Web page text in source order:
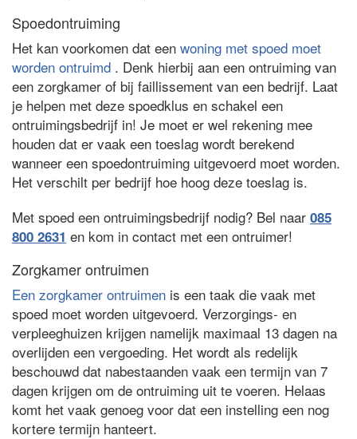
Spoedontruiming
Het kan voorkomen dat een woning met spoed moet
worden ontruimd . Denk hierbij aan een ontruiming van
een zorgkamer of bij faillissement van een bedrijf. Laat
je helpen met deze spoedklus en schakel een
ontruimingsbedrijf in! Je moet er wel rekening mee
houden dat er vaak een toeslag wordt berekend
wanneer een spoedontruiming uitgevoerd moet worden.
Het verschilt per bedrijf hoe hoog deze toeslag is.
Met spoed een ontruimingsbedrijf nodig? Bel naar 085
800 2631 en kom in contact met een ontruimer!
Zorgkamer ontruimen
Een zorgkamer ontruimen is een taak die vaak met
spoed moet worden uitgevoerd. Verzorgings- en
verpleeghuizen krijgen namelijk maximaal 13 dagen na
overlijden een vergoeding. Het wordt als redelijk
beschouwd dat nabestaanden vaak een termijn van 7
dagen krijgen om de ontruiming uit te voeren. Helaas
komt het vaak genoeg voor dat een instelling een nog
kortere termijn hanteert.